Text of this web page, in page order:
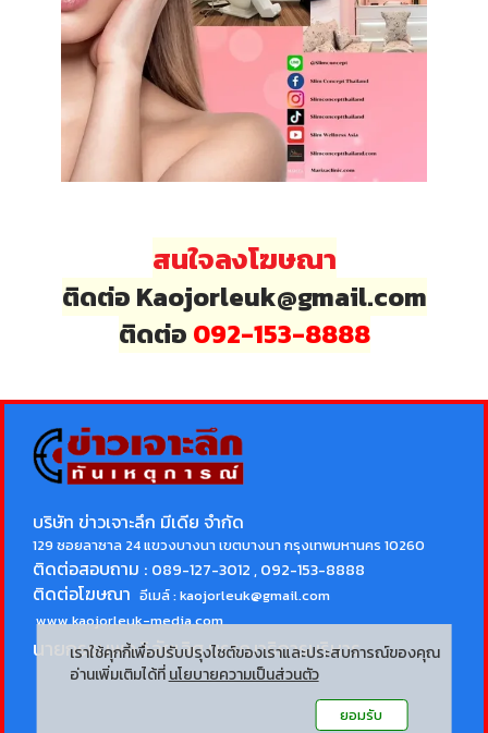
สนใจลงโฆษณา
ติดต่อ Kaojorleuk@gmail.com
ติดต่อ 092-153-8888
บริษัท ข่าวเจาะลึก มีเดีย จำกัด
129 ซอยลาซาล 24 แขวงบางนา เขตบางนา กรุงเทพมหานคร 10260
ติดต่อสอบถาม : 089-127-3012 , 092-153-8888
ติดต่อโฆษณา อีเมล์ :kaojorleuk@gmail.com
www.kaojorleuk-media.com
นายกรธนพล วิลัยเลิศบรรณาธิการบริหาร
เราใช้คุกกี้เพื่อปรับปรุงไซต์ของเราและประสบการณ์ของคุณ
อ่านเพิ่มเติมได้ที่ นโยบายความเป็นส่วนตัว
ยอมรับ